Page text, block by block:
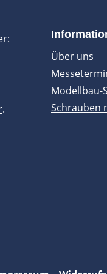
.
Über uns
Modellbau-
Schrauben